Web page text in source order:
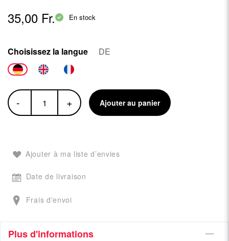
35,00 Fr. En stock
Choisissez la langue DE
- + Ajouter au panier
Ajouter à ma liste d’envies
Date de livraison
Frais d'envoi
Plus d'informations